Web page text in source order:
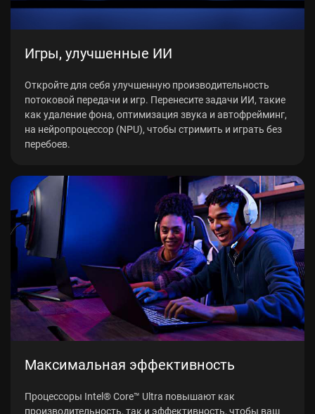
Игры, улучшенные ИИ
Откройте для себя улучшенную производительность
потоковой передачи и игр. Перенесите задачи ИИ, такие
как удаление фона, оптимизация звука и автофрейминг,
на нейропроцессор (NPU), чтобы стримить и играть без
перебоев.
Максимальная эффективность
Процессоры Intel® Core™ Ultra повышают как
производительность, так и эффективность, чтобы ваш